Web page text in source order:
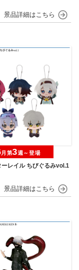
ーレイル ちびぐるみvol.1
月第3週～登場